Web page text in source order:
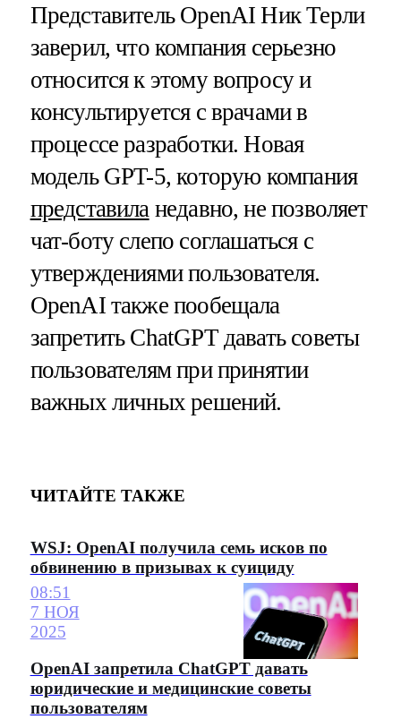
Представитель OpenAI Ник Терли
заверил, что компания серьезно
относится к этому вопросу и
консультируется с врачами в
процессе разработки. Новая
модель GPT-5, которую компания
представиланедавно, не позволяет
чат-боту слепо соглашаться с
утверждениями пользователя.
OpenAI также пообещала
запретить ChatGPT давать советы
пользователям при принятии
важных личных решений.
ЧИТАЙТЕ ТАКЖЕ
WSJ: OpenAI получила семь исков по
обвинению в призывах к суициду
08:51
7 НОЯ
2025
OpenAI запретила ChatGPT давать
юридические и медицинские советы
пользователям